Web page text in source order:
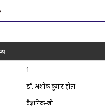
1
डॉ. अशोक कुमार होता
वैज्ञानिक-जी